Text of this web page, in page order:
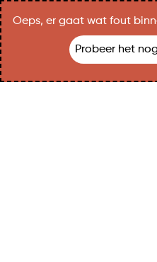
Oeps, er gaat wat fout
Probeer het